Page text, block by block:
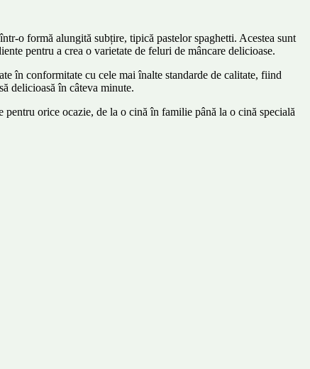
o formă alungită subțire, tipică pastelor spaghetti. Acestea sunt
pentru a crea o varietate de feluri de mâncare delicioase.
în conformitate cu cele mai înalte standarde de calitate, fiind
delicioasă în câteva minute.
pentru orice ocazie, de la o cină în familie până la o cină specială